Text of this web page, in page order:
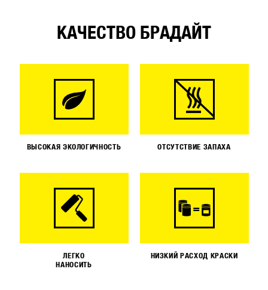
КАЧЕСТВО БРАДАЙТ
ВЫСОКАЯ ЭКОЛОГИЧНОСТЬ ОТСУТСТВИЕ ЗАПАХА
ЛЕГКО
НАНОСИТЬ
НИЗКИЙ РАСХОД КРАСКИ